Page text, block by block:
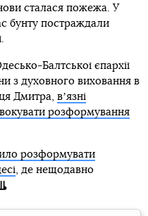
сталася пожежа. У
бунту постраждали
Балтської єпархії
з духовного виховання в
Дмитра, вʼязні
розформування
розформувати
, де нещодавно